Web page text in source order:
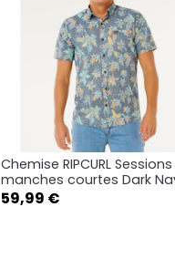
 Aperçu rapide
S
Chemise RIPCURL Sessions
manches courtes Dark
Prix
59,99 €